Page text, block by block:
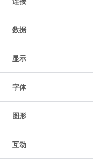
数据
显示
字体
图形
互动